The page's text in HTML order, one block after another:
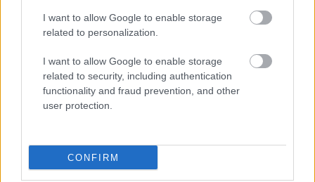
I want to allow Google to enable storage
related to personalization.
I want to allow Google to enable storage
related to security, including authentication
functionality and fraud prevention, and other
user protection.
CONFIRM
Még több zöld, még több virág és új
játszótér Debrecen egyik legfontosabb
terén
Fából épül Budakeszi új óvodája
Gyárleállításokkal és átszervezett
termeléssel tehermentesíti a